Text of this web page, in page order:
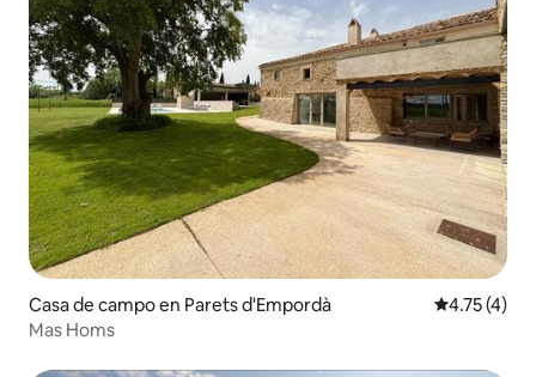
Casa de campo en Parets d'Empordà Calificación
4.75 (4)
Mas Homs